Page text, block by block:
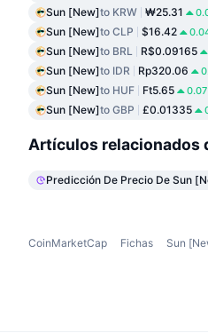
Sun [New]to KRW ₩25.31
Sun [New]to CLP $16.42
Sun [New]to BRL R$0.09165
Sun [New]to IDR Rp320.06
Sun [New]to HUF Ft5.65
Sun [New]to GBP £0.01335
Artículos relacionados
Predicción De Precio De Sun
CoinMarketCap Fichas Sun